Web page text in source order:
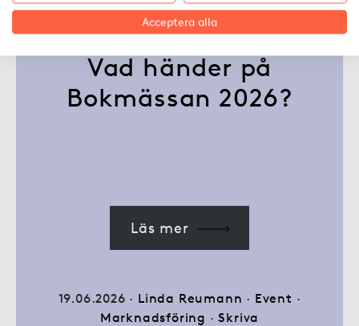
Vad händer på
Bokmässan 2026?
Läs mer
19.06.2026 · Linda Reumann · Event ·
Marknadsföring ·Skriva
Acceptera alla